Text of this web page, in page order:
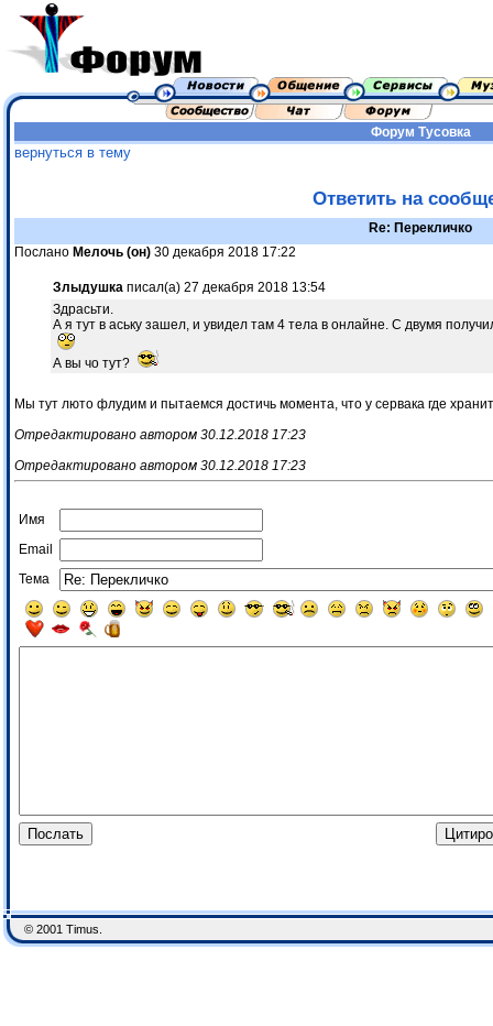
Форум Тусовка
вернуться в тему
Ответить на
Re: Перекличко
Послано Мелочь (он) 30 декабря 2018 17:22
Злыдушка писал(а) 27 декабря 2018 13:54
Здрасьти.
А я тут в аську зашел, и увидел там 4 тела в онлайне. С двумя
А вы чо тут?
Мы тут люто флудим и пытаемся достичь момента, что у сервака где
Отредактировано автором 30.12.2018 17:23
Отредактировано автором 30.12.2018 17:23
Имя
Email
Тема
© 2001 Timus.